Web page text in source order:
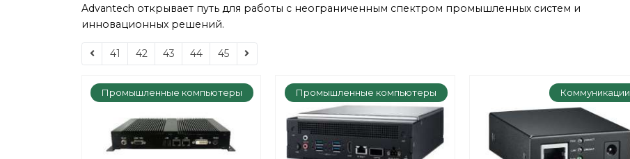
Advantech открывает путь для работы с неограниченным спектром промышленных систем и
инновационных решений.
41 42 43 44 45
Промышленные компьютеры Промышленные компьютеры Коммуникации